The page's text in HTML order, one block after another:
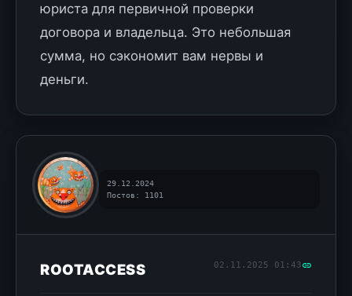
юриста для первичной проверки
договора и владельца. Это небольшая
сумма, но сэкономит вам нервы и
деньги.
29.12.2024
Постов: 1101
ROOTACCESS 02.11.2025 01:43